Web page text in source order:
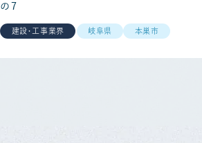
の７
建設・工事業界 岐阜県 本巣市